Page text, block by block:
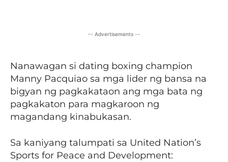
-- Advertisements --
Nanawagan si dating boxing champion
Manny Pacquiao sa mga lider ng bansa na
bigyan ng pagkakataon ang mga bata ng
pagkakaton para magkaroon ng
magandang kinabukasan.
Sa kaniyang talumpati sa United Nation’s
Sports for Peace and Development: